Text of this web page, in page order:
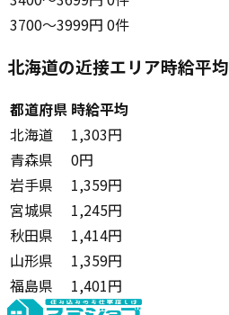
3700〜3999円 0件
北海道の近接エリア時給平均
都道府県 時給平均
北海道
1,303円
青森県
0円
岩手県
1,359円
宮城県
1,245円
秋田県
1,414円
山形県
1,359円
福島県
1,401円